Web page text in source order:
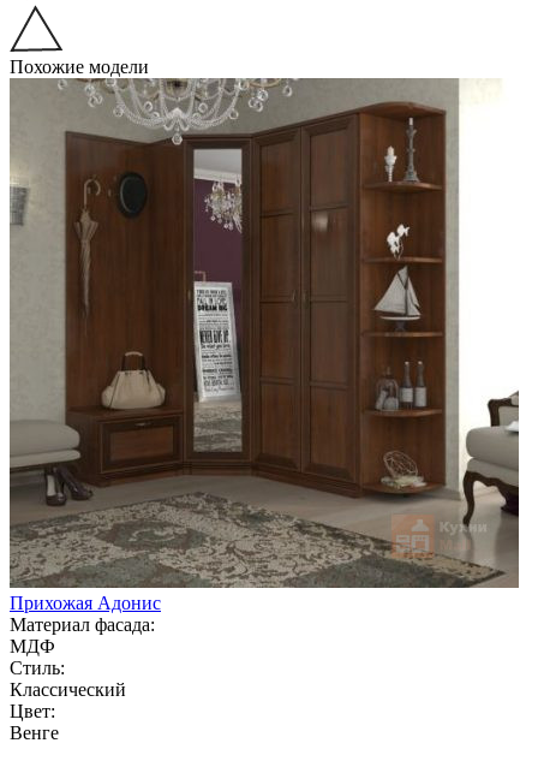
Похожие модели
Прихожая Адонис
Материал фасада:
МДФ
Стиль:
Классический
Цвет:
Венге